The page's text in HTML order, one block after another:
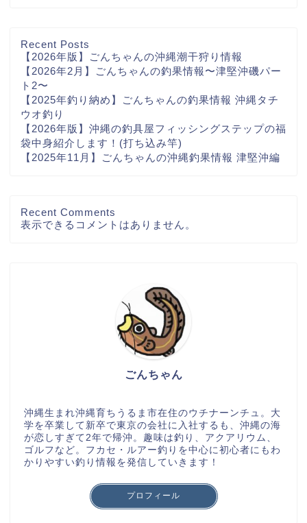
Recent Posts
【2026年版】ごんちゃんの沖縄潮干狩り情報
【2026年2月】ごんちゃんの釣果情報〜津堅沖磯パー
ト2〜
【2025年釣り納め】ごんちゃんの釣果情報 沖縄タチ
ウオ釣り
【2026年版】沖縄の釣具屋フィッシングステップの福
袋中身紹介します！(打ち込み竿)
【2025年11月】ごんちゃんの沖縄釣果情報 津堅沖編
Recent Comments
表示できるコメントはありません。
ごんちゃん
沖縄生まれ沖縄育ちうるま市在住のウチナーンチュ。大
学を卒業して新卒で東京の会社に入社するも、沖縄の海
が恋しすぎて2年で帰沖。趣味は釣り、アクアリウム、
ゴルフなど。フカセ・ルアー釣りを中心に初心者にもわ
かりやすい釣り情報を発信していきます！
プロフィール